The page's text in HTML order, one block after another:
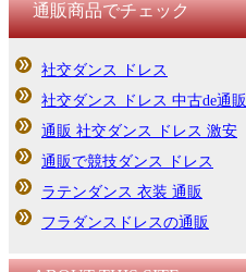
通販商品でチェック
社交ダンス ドレス
社交ダンス ドレス 中古de通販
通販 社交ダンス ドレス 激安
通販で競技ダンス ドレス
ラテンダンス 衣装 通販
フラダンスドレスの通販